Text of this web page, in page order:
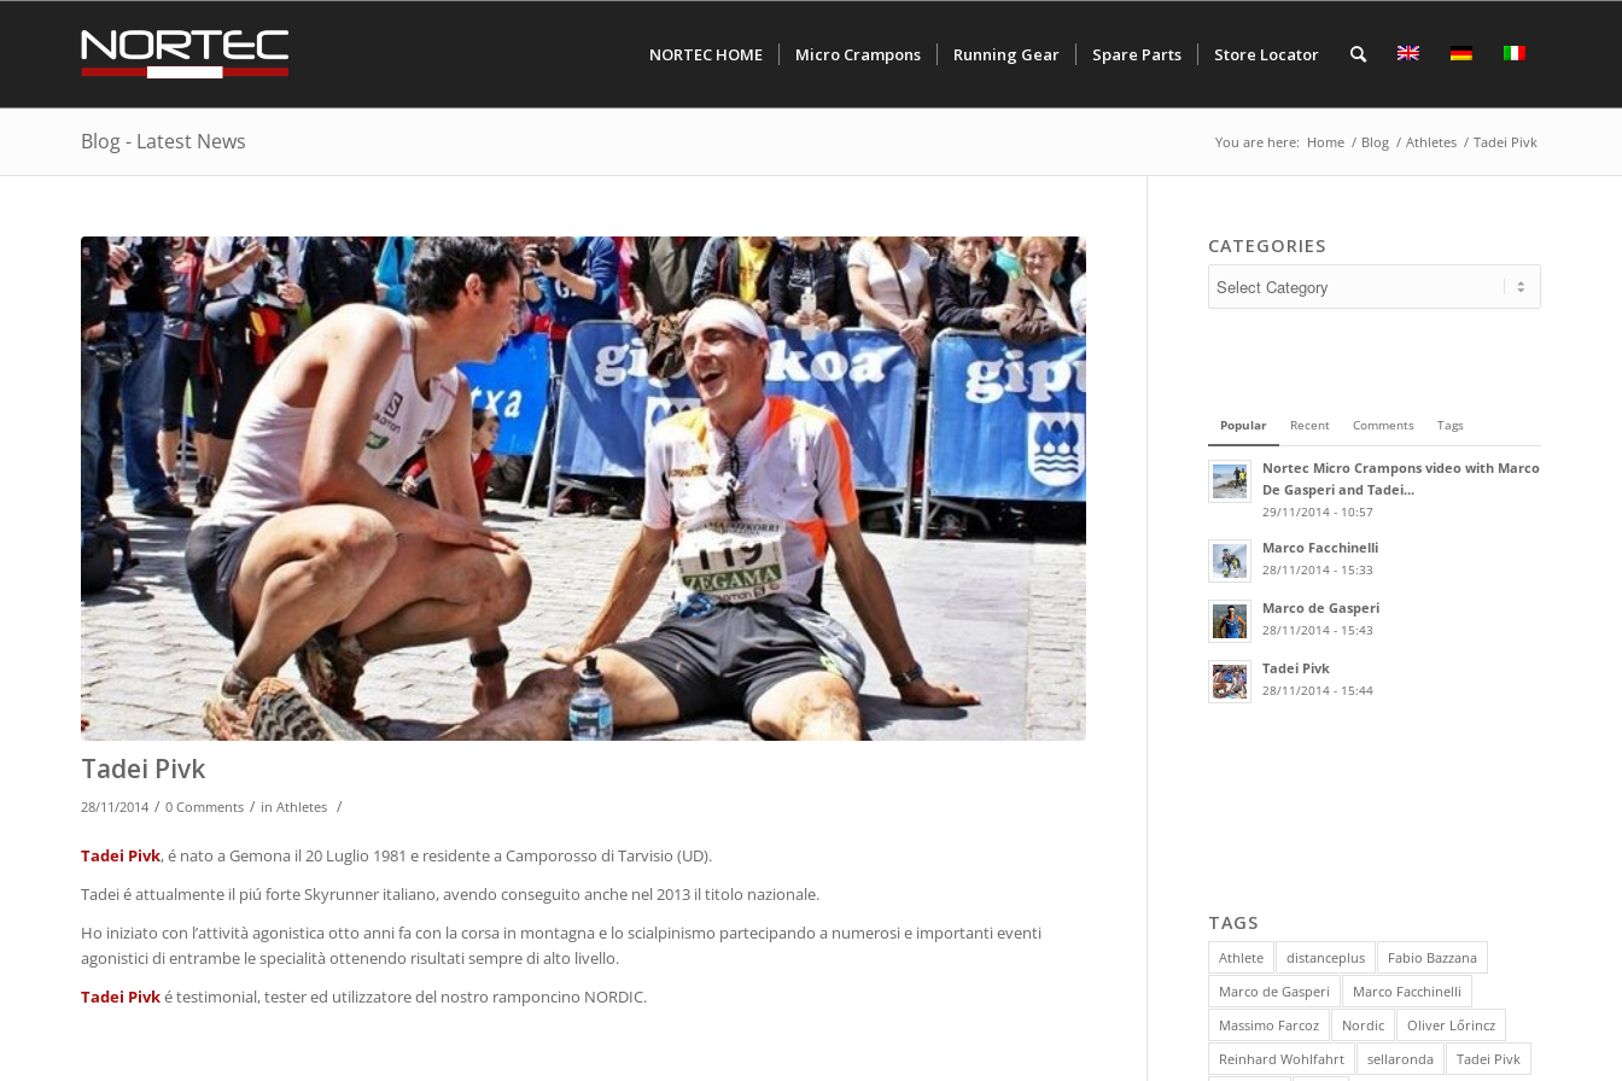
NORTEC HOME Micro Crampons Running Gear Spare Parts Store Locator
Blog - Latest News You are here: Home / Blog / Athletes / Tadei Pivk
Tadei Pivk
28/11/2014 / 0 Comments / in Athletes /
Tadei Pivk, é nato a Gemona il 20 Luglio 1981 e residente a Camporosso di Tarvisio (UD).
Tadei é attualmente il piú forte Skyrunner italiano, avendo conseguito anche nel 2013 il titolo nazionale.
Ho iniziato con l’attività agonistica otto anni fa con la corsa in montagna e lo scialpinismo partecipando a numerosi e importanti eventi
agonistici di entrambe le specialità ottenendo risultati sempre di alto livello.
Tadei Pivké testimonial, tester ed utilizzatore del nostro ramponcino NORDIC.
CATEGORIES
Popular Recent Comments Tags
Nortec Micro Crampons video with Marco
De Gasperi and Tadei...
29/11/2014 - 10:57
Marco Facchinelli
28/11/2014 - 15:33
Marco de Gasperi
28/11/2014 - 15:43
Tadei Pivk
28/11/2014 - 15:44
TAGS
Athlete distanceplus
Fabio Bazzana
Marco de Gasperi
Marco Facchinelli
Massimo Farcoz
Nordic
Oliver Lőrincz
Reinhard Wohlfahrt
sellaronda Tadei Pivk